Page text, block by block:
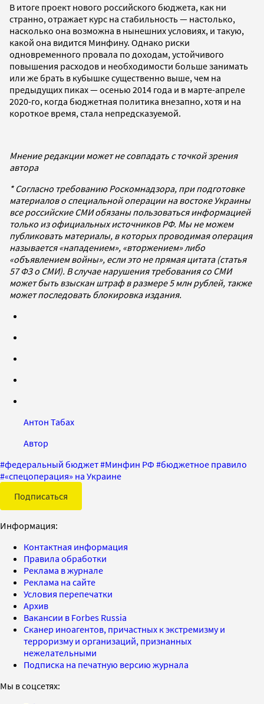
В итоге проект нового российского бюджета, как ни
странно, отражает курс на стабильность — настолько,
насколько она возможна в нынешних условиях, и такую,
какой она видится Минфину. Однако риски
одновременного провала по доходам, устойчивого
повышения расходов и необходимости больше занимать
или же брать в кубышке существенно выше, чем на
предыдущих пиках — осенью 2014 года и в марте-апреле
2020-го, когда бюджетная политика внезапно, хотя и на
короткое время, стала непредсказуемой.
Мнение редакции может не совпадать с точкой зрения
автора
* Согласно требованию Роскомнадзора, при подготовке
материалов о специальной операции на востоке Украины
все российские СМИ обязаны пользоваться информацией
только из официальных источников РФ. Мы не можем
публиковать материалы, в которых проводимая операция
называется «нападением», «вторжением» либо
«объявлением войны», если это не прямая цитата (статья
57 ФЗ о СМИ). В случае нарушения требования со СМИ
может быть взыскан штраф в размере 5 млн рублей, также
может последовать блокировка издания.
Антон Табах
Автор
#федеральный бюджет#Минфин РФ #бюджетное правило
#«спецоперация» на Украине
Подписаться
Информация:
Контактная информация
Правила обработки
Реклама в журнале
Реклама на сайте
Условия перепечатки
Архив
Вакансии в Forbes Russia
Сканер иноагентов, причастных к экстремизму и
терроризму и организаций, признанных
нежелательными
Подписка на печатную версию журнала
Мы в соцсетях: